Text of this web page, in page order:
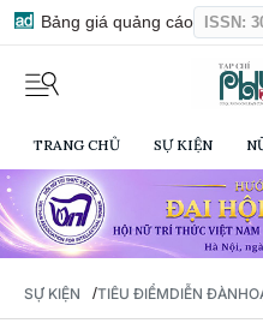
Bảng giá quảng cáo ISSN:
TRANG CHỦ SỰ KIỆN
SỰ KIỆN /TIÊU ĐIỂMDIỄN ĐÀN